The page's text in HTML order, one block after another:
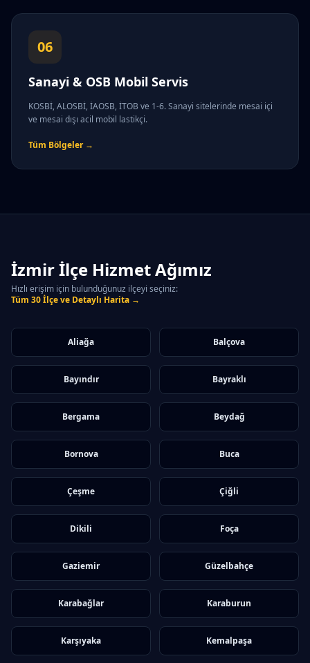
06
Sanayi & OSB Mobil Servis
KOSBİ, ALOSBİ, İAOSB, İTOB ve 1-6. Sanayi sitelerinde mesai içi
ve mesai dışı acil mobil lastikçi.
Tüm Bölgeler →
İzmir İlçe Hizmet Ağımız
Hızlı erişim için bulunduğunuz ilçeyi seçiniz:
Tüm 30 İlçe ve Detaylı Harita →
Aliağa Balçova
Bayındır Bayraklı
Bergama Beydağ
Bornova Buca
Çeşme Çiğli
Dikili Foça
Gaziemir Güzelbahçe
Karabağlar Karaburun
Karşıyaka Kemalpaşa